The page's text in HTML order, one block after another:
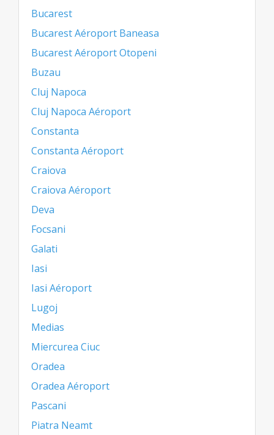
Bucarest
Bucarest Aéroport Baneasa
Bucarest Aéroport Otopeni
Buzau
Cluj Napoca
Cluj Napoca Aéroport
Constanta
Constanta Aéroport
Craiova
Craiova Aéroport
Deva
Focsani
Galati
Iasi
Iasi Aéroport
Lugoj
Medias
Miercurea Ciuc
Oradea
Oradea Aéroport
Pascani
Piatra Neamt